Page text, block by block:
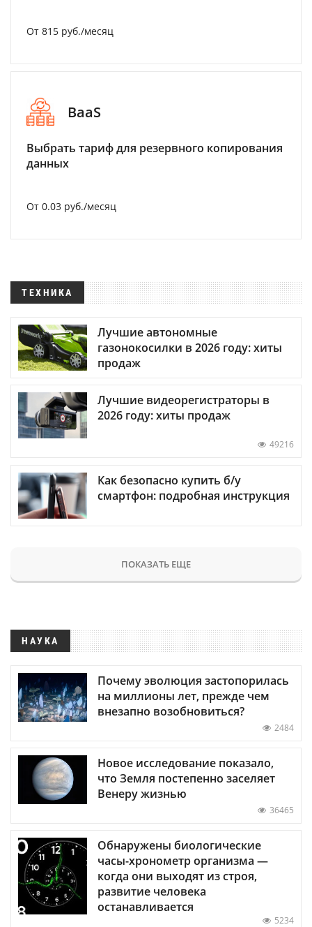
От 815 руб./месяц
BaaS
Выбрать тариф для резервного копирования
данных
От 0.03 руб./месяц
ТЕХНИКА
Лучшие автономные
газонокосилки в 2026 году: хиты
продаж
Лучшие видеорегистраторы в
2026 году: хиты продаж
49216
Как безопасно купить б/у
смартфон: подробная инструкция
ПОКАЗАТЬ ЕЩЕ
НАУКА
Почему эволюция застопорилась
на миллионы лет, прежде чем
внезапно возобновиться?
2484
Новое исследование показало,
что Земля постепенно заселяет
Венеру жизнью
36465
Обнаружены биологические
часы-хронометр организма —
когда они выходят из строя,
развитие человека
останавливается
5234